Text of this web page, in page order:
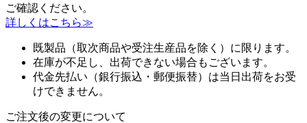
ご確認ください。
詳しくはこちら≫
既製品（取次商品や受注生産品を除く）に限ります。
在庫が不足し、出荷できない場合もございます。
代金先払い（銀行振込・郵便振替）は当日出荷をお受
けできません。
ご注文後の変更について